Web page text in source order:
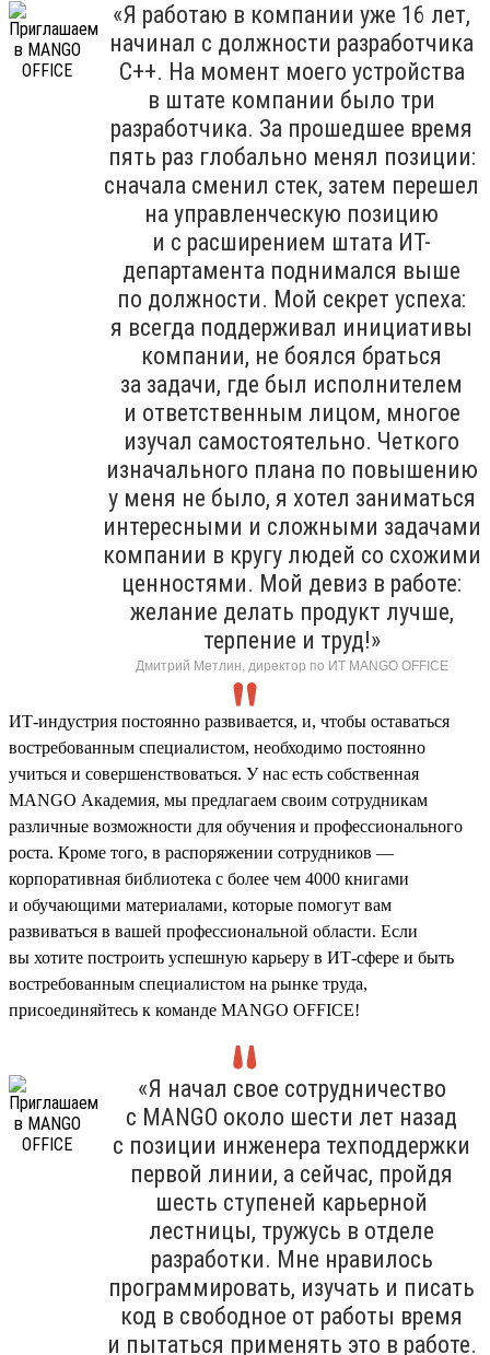
«Я работаю в компании уже 16 лет,
начинал с должности разработчика
С++. На момент моего устройства
в штате компании было три
разработчика. За прошедшее время
пять раз глобально менял позиции:
сначала сменил стек, затем перешел
на управленческую позицию
и с расширением штата ИТ-
департамента поднимался выше
по должности. Мой секрет успеха:
я всегда поддерживал инициативы
компании, не боялся браться
за задачи, где был исполнителем
и ответственным лицом, многое
изучал самостоятельно. Четкого
изначального плана по повышению
у меня не было, я хотел заниматься
интересными и сложными задачами
компании в кругу людей со схожими
ценностями. Мой девиз в работе:
желание делать продукт лучше,
терпение и труд!»
Дмитрий Метлин, директор по ИТ MANGO OFFICE
ИТ-индустрия постоянно развивается, и, чтобы оставаться
востребованным специалистом, необходимо постоянно
учиться и совершенствоваться. У нас есть собственная
MANGO Академия, мы предлагаем своим сотрудникам
различные возможности для обучения и профессионального
роста. Кроме того, в распоряжении сотрудников —
корпоративная библиотека с более чем 4000 книгами
и обучающими материалами, которые помогут вам
развиваться в вашей профессиональной области. Если
вы хотите построить успешную карьеру в ИТ-сфере и быть
востребованным специалистом на рынке труда,
присоединяйтесь к команде MANGO OFFICE!
«Я начал свое сотрудничество
с MANGO около шести лет назад
с позиции инженера техподдержки
первой линии, а сейчас, пройдя
шесть ступеней карьерной
лестницы, тружусь в отделе
разработки. Мне нравилось
программировать, изучать и писать
код в свободное от работы время
и пытаться применять это в работе.